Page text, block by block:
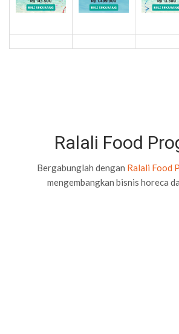
Ralali Food
Bergabunglah dengan Ralali Food
mengembangkan bisnis horeca